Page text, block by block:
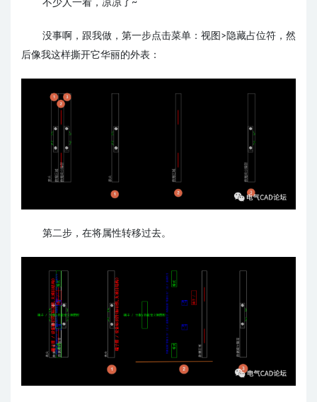
不少人一看，凉凉了~
没事啊，跟我做，第一步点击菜单：视图>隐藏占位符，然
后像我这样撕开它华丽的外表：
第二步，在将属性转移过去。